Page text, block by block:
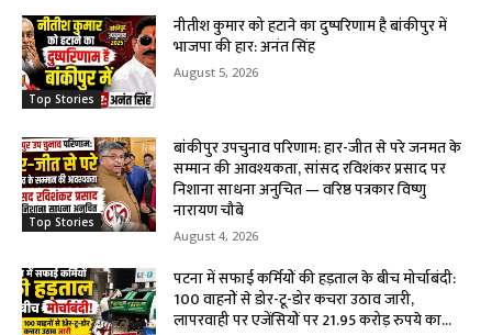
Top Stories
नीतीश कुमार को हटाने का दुष्परिणाम है बांकीपुर में
भाजपा की हार: अनंत सिंह
August 5, 2026
Top Stories
बांकीपुर उपचुनाव परिणाम: हार-जीत से परे जनमत के
सम्मान की आवश्यकता, सांसद रविशंकर प्रसाद पर
निशाना साधना अनुचित — वरिष्ठ पत्रकार विष्णु
नारायण चौबे
August 4, 2026
पटना में सफाई कर्मियों की हड़ताल के बीच मोर्चाबंदी:
100 वाहनों से डोर-टू-डोर कचरा उठाव जारी,
लापरवाही पर एजेंसियों पर 21.95 करोड़ रुपये का...